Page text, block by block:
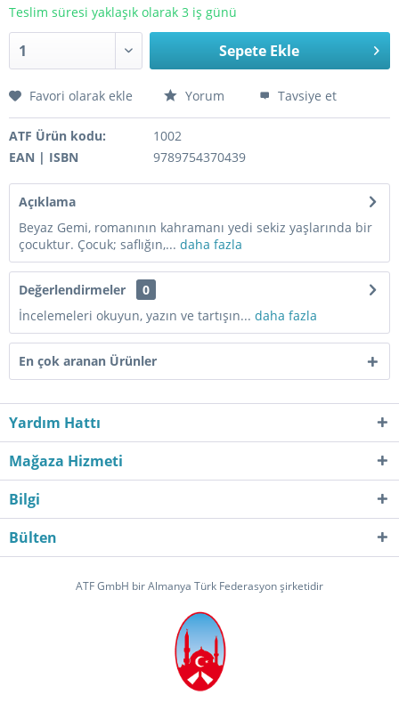
Teslim süresi yaklaşık olarak 3 iş günü
Sepete Ekle
Favori olarak ekle Yorum Tavsiye et
ATF Ürün kodu:
1002
EAN | ISBN
9789754370439
Açıklama
Beyaz Gemi, romanının kahramanı yedi sekiz yaşlarında bir
çocuktur. Çocuk; saflığın,... daha fazla
Değerlendirmeler
0
İncelemeleri okuyun, yazın ve tartışın... daha fazla
En çok aranan Ürünler
Yardım Hattı
Mağaza Hizmeti
Bilgi
Bülten
ATF GmbH bir Almanya Türk Federasyon şirketidir